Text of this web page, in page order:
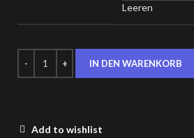
Leeren
IN DEN WARENKORB
Add to wishlist